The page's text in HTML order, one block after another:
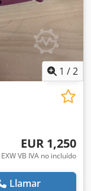
1 /2
EUR 1,250
EXW VB IVA no incluído
Llamar